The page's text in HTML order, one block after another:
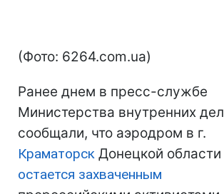
(Фото: 6264.сom.ua)
Ранее днем в пресс-службе
Министерства внутренних дел
сообщали, что аэродром в г.
Краматорск Донецкой области
остается захваченным